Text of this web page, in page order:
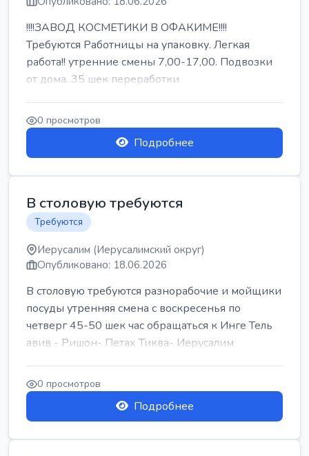
!!!!ЗАВОД КОСМЕТИКИ В ОФАКИМЕ!!!!
Требуются Работницы на упаковку. Легкая
работа!! утренние смены 7,00-17,00. Подвозки
от дома. 35 шек переработки
0 просмотров
Подробнее
В столовую требуются
Требуются
Иерусалим (Иерусалимский округ)
Опубликовано: 18.06.2026
В столовую требуются разнорабочие и мойщики
посуды утренняя смена с воскресенья по
четверг 45-50 шек час обращаться к Инге Тель
авив - Ришон- Петах Тиква- Иерусалим
0 просмотров
Подробнее